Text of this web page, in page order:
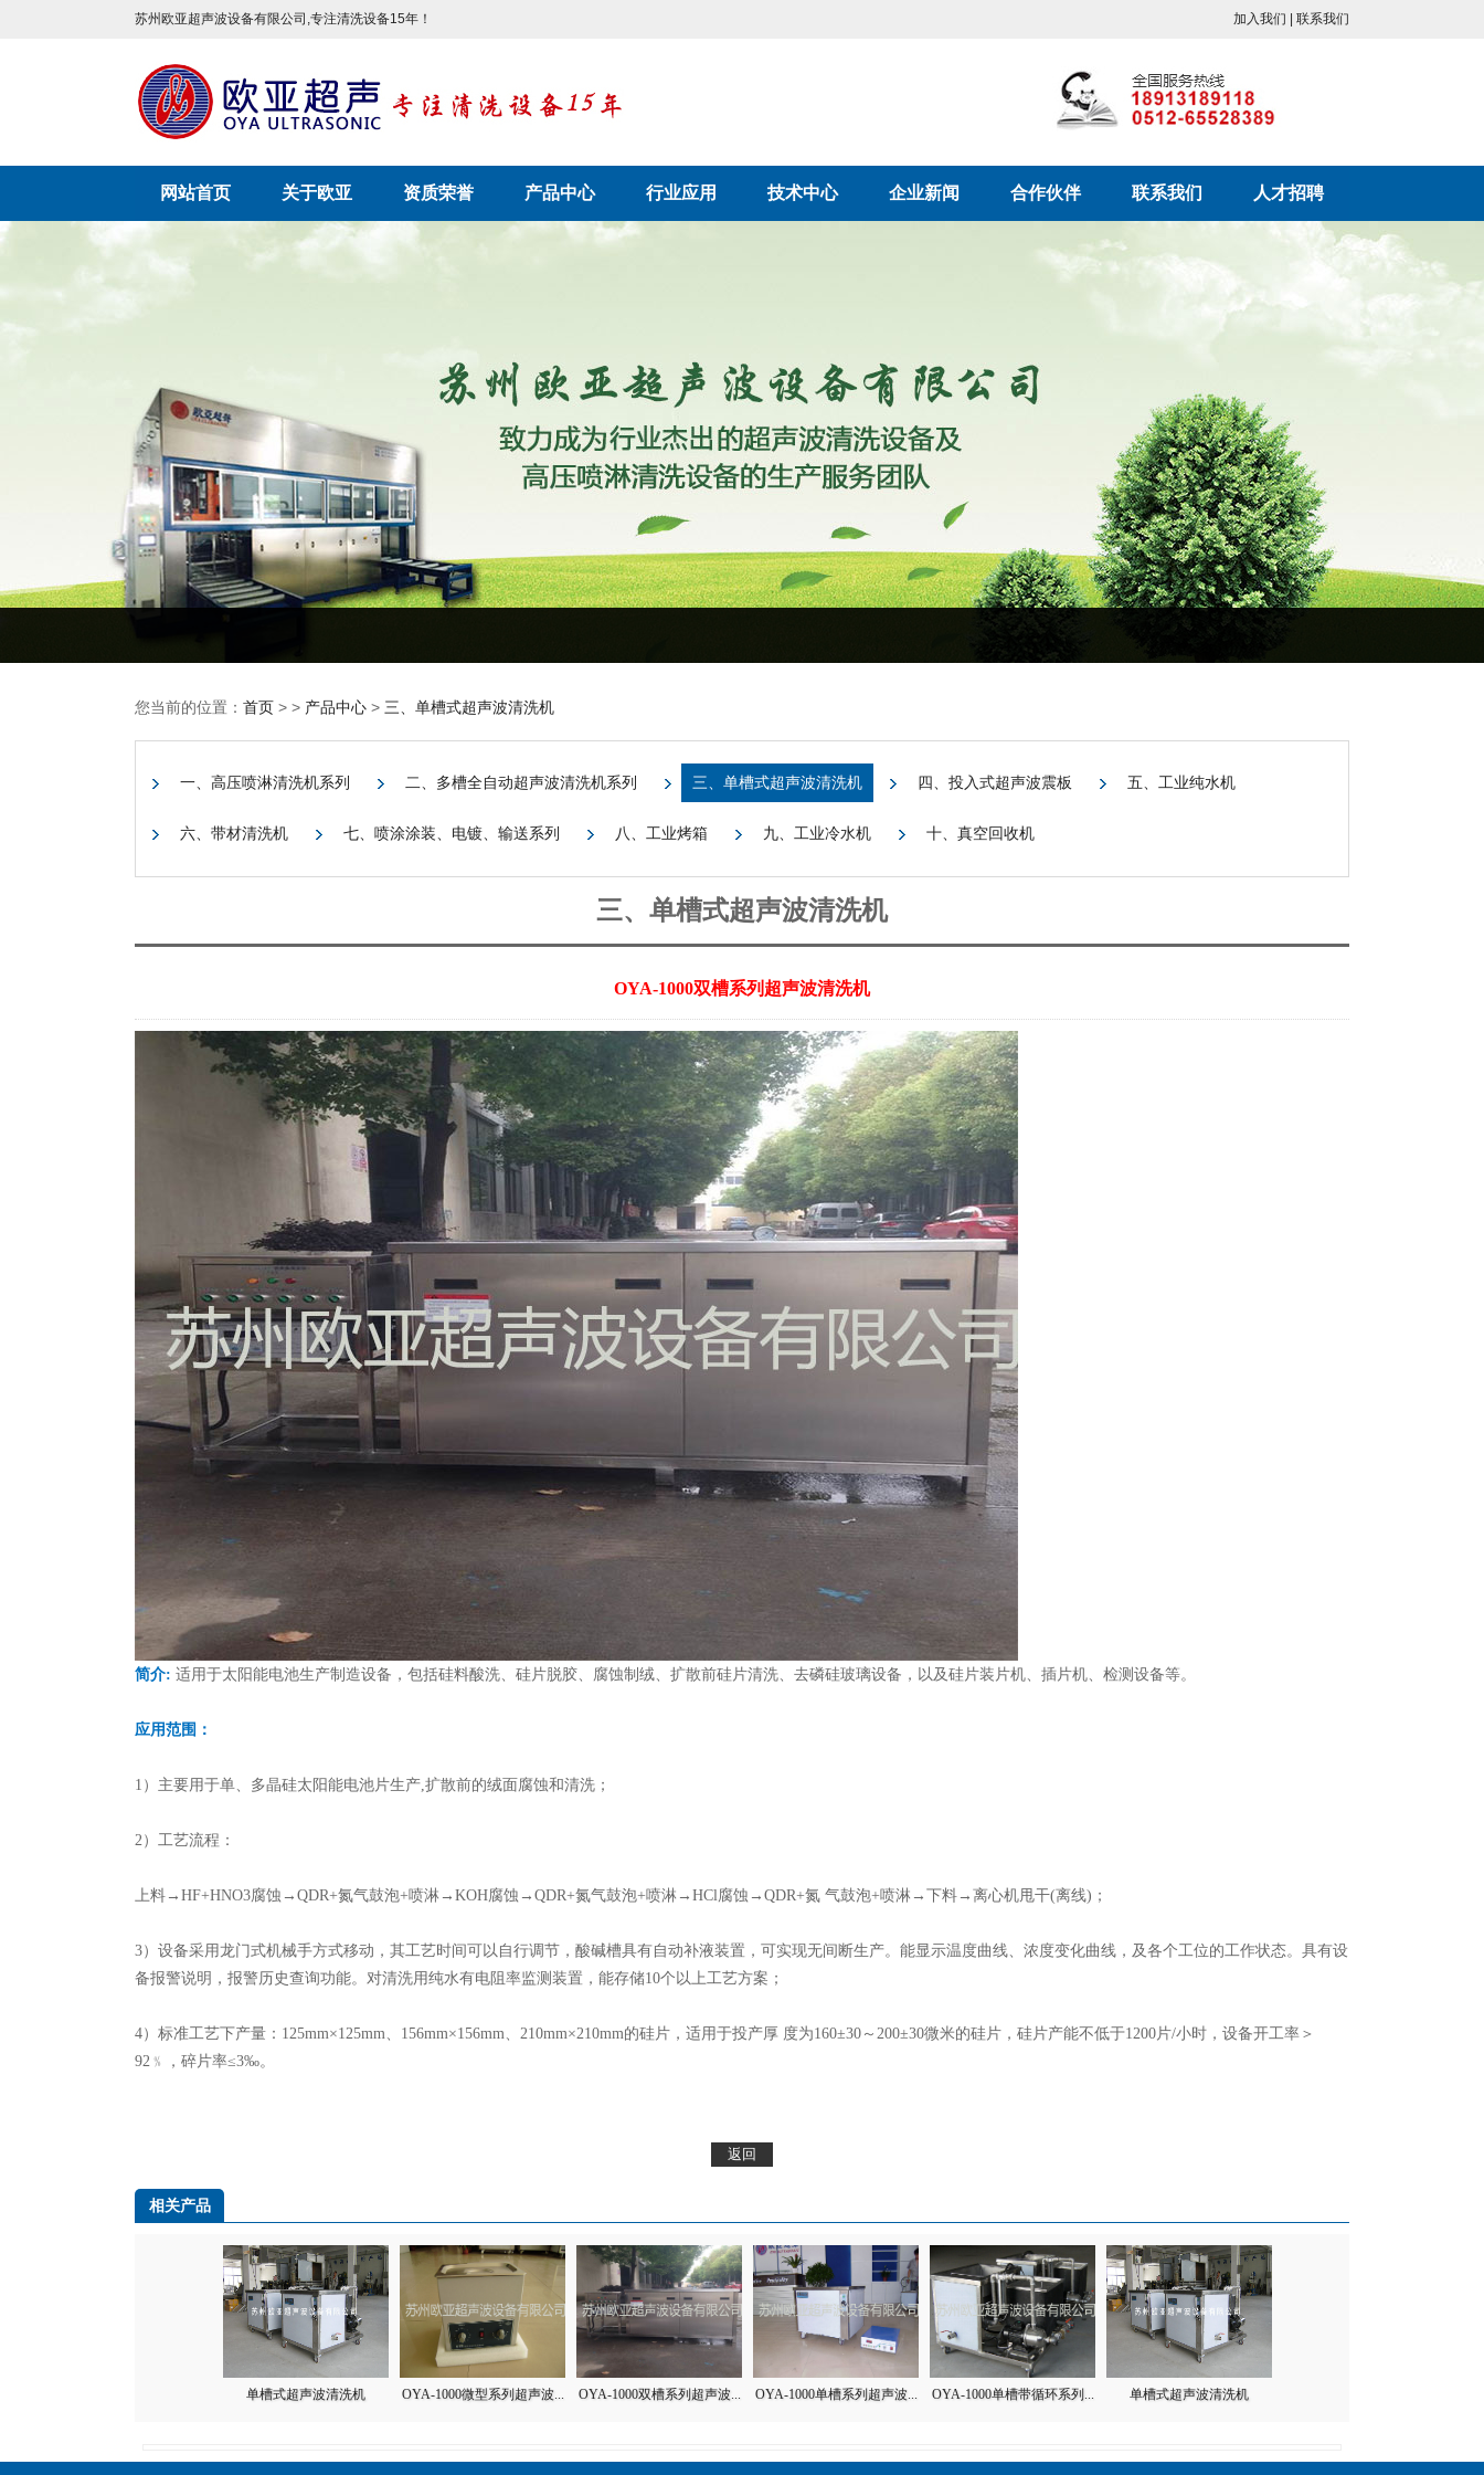
苏州欧亚超声波设备有限公司,专注清洗设备15年！ 加入我们 | 联系我们
网站首页 关于欧亚 资质荣誉 产品中心 行业应用 技术中心 企业新闻 合作伙伴 联系我们 人才招聘
您当前的位置： 首页 > > 产品中心 > 三、单槽式超声波清洗机
一、高压喷淋清洗机系列 二、多槽全自动超声波清洗机系列 三、单槽式超声波清洗机 四、投入式超声波震板 五、工业纯水机
六、带材清洗机 七、喷涂涂装、电镀、输送系列 八、工业烤箱 九、工业冷水机 十、真空回收机
三、单槽式超声波清洗机
OYA-1000双槽系列超声波清洗机
简介: 适用于太阳能电池生产制造设备，包括硅料酸洗、硅片脱胶、腐蚀制绒、扩散前硅片清洗、去磷硅玻璃设备，以及硅片装片机、插片机、检测设备等。
应用范围：
1）主要用于单、多晶硅太阳能电池片生产,扩散前的绒面腐蚀和清洗；
2）工艺流程：
上料→HF+HNO3腐蚀→QDR+氮气鼓泡+喷淋→KOH腐蚀→QDR+氮气鼓泡+喷淋→HCl腐蚀→QDR+氮 气鼓泡+喷淋→下料→离心机甩干(离线)；
3）设备采用龙门式机械手方式移动，其工艺时间可以自行调节，酸碱槽具有自动补液装置，可实现无间断生产。能显示温度曲线、浓度变化曲线，及各个工位的工作状态。具有设
备报警说明，报警历史查询功能。对清洗用纯水有电阻率监测装置，能存储10个以上工艺方案；
4）标准工艺下产量：125mm×125mm、156mm×156mm、210mm×210mm的硅片，适用于投产厚 度为160±30～200±30微米的硅片，硅片产能不低于1200片/小时，设备开工率＞
92﹪，碎片率≤3‰。
相关产品
单槽式超声波清洗机 OYA-1000微型系列超声波... OYA-1000双槽系列超声波... OYA-1000单槽系列超声波... OYA-1000单槽带循环系列... 单槽式超声波清洗机